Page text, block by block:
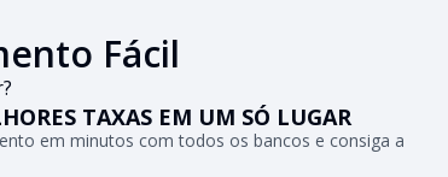
Fácil
TAXAS EM UM SÓ LUGAR
em minutos com todos os bancos e consiga a